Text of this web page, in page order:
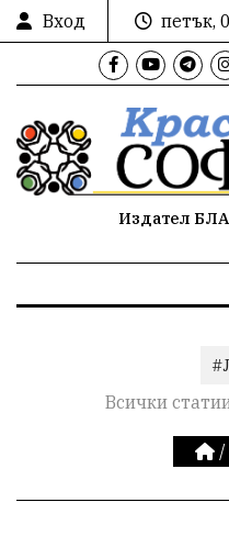
Вход
петък,
Издател
Всички
/